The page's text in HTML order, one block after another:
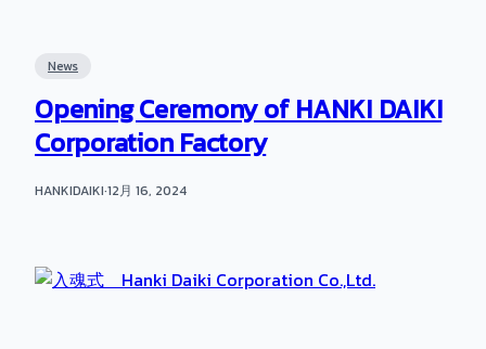
News
Opening Ceremony of HANKI DAIKI
Corporation Factory
HANKIDAIKI·12月 16, 2024